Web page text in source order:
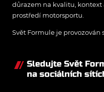
důrazem na kvalitu,
prostředí motorsportu.
Svět Formule je provozován
Sledujte Svět
na sociálních